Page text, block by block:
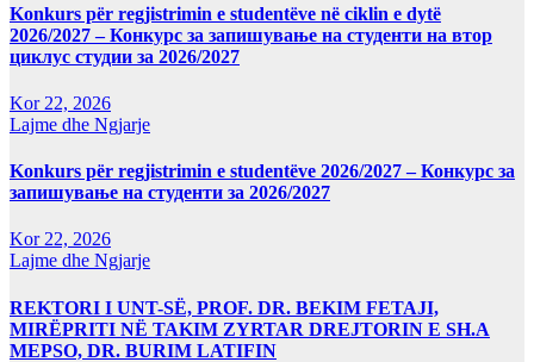
Konkurs për regjistrimin e studentëve në ciklin e dytë
2026/2027 – Конкурс за запишување на студенти на втор
циклус студии за 2026/2027
Kor 22, 2026
Lajme dhe Ngjarje
Konkurs për regjistrimin e studentëve 2026/2027 – Конкурс за
запишување на студенти за 2026/2027
Kor 22, 2026
Lajme dhe Ngjarje
REKTORI I UNT-SË, PROF. DR. BEKIM FETAJI,
MIRËPRITI NË TAKIM ZYRTAR DREJTORIN E SH.A
MEPSO, DR. BURIM LATIFIN